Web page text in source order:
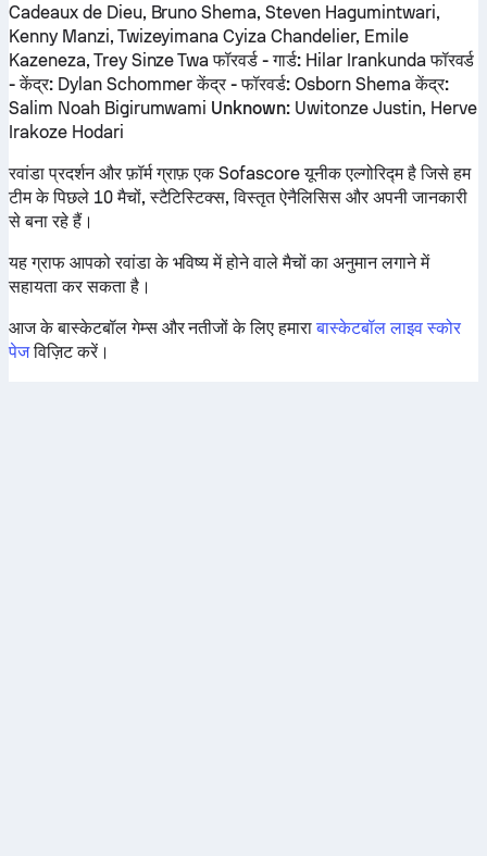
Cadeaux de Dieu, Bruno Shema, Steven Hagumintwari,
Kenny Manzi, Twizeyimana Cyiza Chandelier, Emile
Kazeneza, Trey Sinze Twaफॉरवर्ड - गार्ड: Hilar Irankundaफॉरवर्ड
- केंद्र:Dylan Schommerकेंद्र - फॉरवर्ड: Osborn Shemaकेंद्र:
Salim Noah Bigirumwami Unknown: Uwitonze Justin, Herve
Irakoze Hodari
रवांडा प्रदर्शन और फ़ॉर्म ग्राफ़ एक Sofascore यूनीक एल्गोरिद्म है जिसे हम
टीम के पिछले 10 मैचों, स्टैटिस्टिक्स, विस्तृत ऐनैलिसिस और अपनी जानकारी
से बना रहे हैं।
यह ग्राफ आपको रवांडा के भविष्य में होने वाले मैचों का अनुमान लगाने में
सहायता कर सकता है।
आज के बास्केटबॉल गेम्स और नतीजों के लिए हमाराबास्केटबॉल लाइव स्कोर
पेजविज़िट करें।